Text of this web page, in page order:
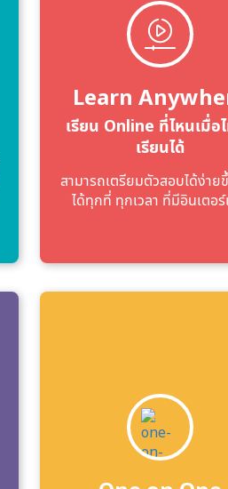
Learn
เรียน Online ที่ไหนเมื่อ
เรียนได้
สามารถเตรียมตัวสอบได้ง่าย
ได้ทุกที่ ทุกเวลา ที่มีอินเตอร์